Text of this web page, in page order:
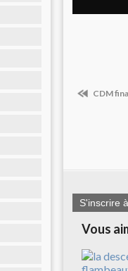
CDM
S'inscrire
Vous